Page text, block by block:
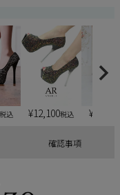
税込 ¥12,100税込 ¥
確認事項